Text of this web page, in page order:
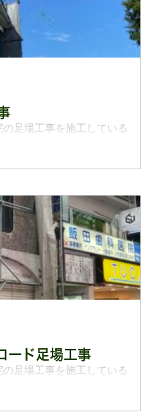
足場工事を施工している
工をして参りました。月
ード足場工事
足場工事を施工している
町のハッピーロードと言